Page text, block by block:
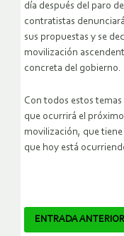
día después del paro
contratistas
sus propuestas y se
movilización
concreta del gobierno.
Con todos estos temas
que ocurrirá el
movilización, que
que hoy está
ENTRADA ANTERIOR